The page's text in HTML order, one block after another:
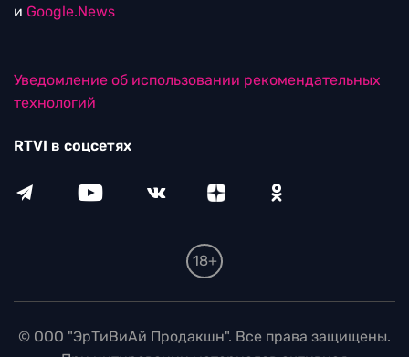
и Google.News
Уведомление об использовании рекомендательных
технологий
RTVI в соцсетях
18+
© ООО "ЭрТиВиАй Продакшн". Все права защищены.